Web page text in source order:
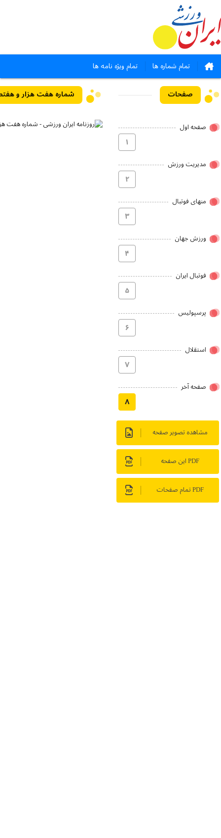
تمام شماره ها تمام ویژه نامه ها
صفحات
صفحه اول
۱
مدیریت ورزش
۲
منهای فوتبال
۳
ورزش جهان
۴
فوتبال ایران
۵
پرسپولیس
۶
استقلال
۷
صفحه آخر
۸
مشاهده تصویر صفحه
PDF این صفحه
PDF تمام صفحات